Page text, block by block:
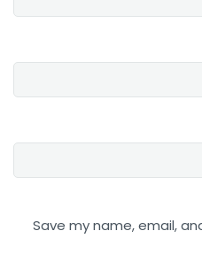
Save my name, email,